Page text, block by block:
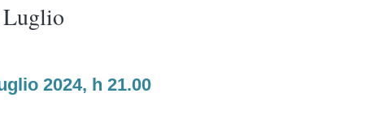
Luglio
2024, h 21.00